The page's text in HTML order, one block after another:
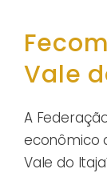
Vale
A
econômico
Vale do